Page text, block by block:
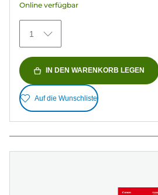
480
Bewertungen
Online verfügbar
1
IN DEN WARENKORB LEGEN
Auf die Wunschliste